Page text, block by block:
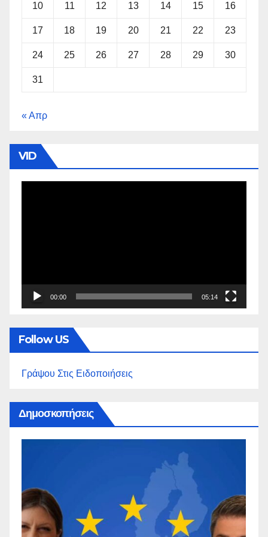
10 11 12 13 14 15 16
17 18 19 20 21 22 23
24 25 26 27 28 29 30
31
« Απρ
VID
00:00 05:14
Follow US
Γράψου Στις Ειδοποιήσεις
Δημοσκοπήσεις